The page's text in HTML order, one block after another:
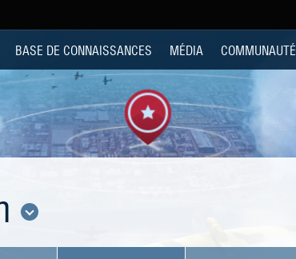
BASE DE CONNAISSANCES MÉDIA COMMUNAUTÉ